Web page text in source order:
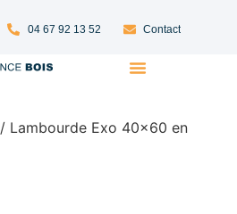
04 67 92 13 52 Contact
/ Lambourde Exo 40×60 en